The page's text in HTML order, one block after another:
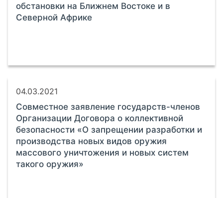
обстановки на Ближнем Востоке и в
Северной Африке
04.03.2021
Совместное заявление государств-членов
Организации Договора о коллективной
безопасности «О запрещении разработки и
производства новых видов оружия
массового уничтожения и новых систем
такого оружия»